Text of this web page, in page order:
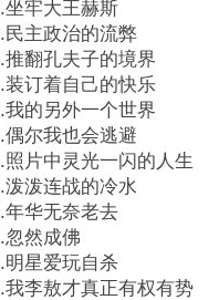
坐牢大王赫斯
民主政治的流弊
推翻孔夫子的境界
装订着自己的快乐
我的另外一个世界
偶尔我也会逃避
片中灵光一闪的人生
泼泼连战的冷水
年华无奈老去
忽然成佛
明星爱玩自杀
我李敖才真正有权有势